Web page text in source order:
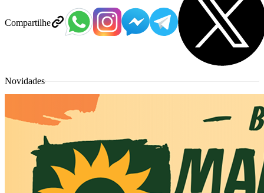
Compartilhe
Novidades